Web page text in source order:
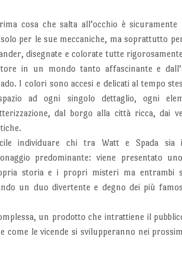
cosa che salta all’occhio è sicuramente
per le sue meccaniche, ma soprattutto
disegnate e colorate tutte
in un mondo tanto affascinante e
I colori sono accesi e delicati al tempo
ad ogni singolo dettaglio, ogni
dal borgo alla città ricca, dai
individuare chi tra Watt e Spada sia
predominante: viene presentato
storia e i propri misteri ma entrambi
un duo divertente e degno dei più
un prodotto che intrattiene il
come le vicende si svilupperanno nei